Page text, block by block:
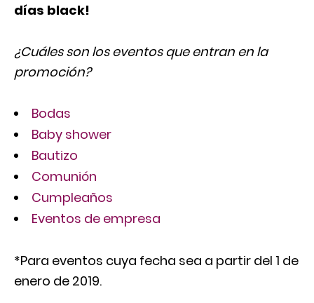
días black!
¿Cuáles son los eventos que entran en la
promoción?
Bodas
Baby shower
Bautizo
Comunión
Cumpleaños
Eventos de empresa
*Para eventos cuya fecha sea a partir del 1 de
enero de 2019.